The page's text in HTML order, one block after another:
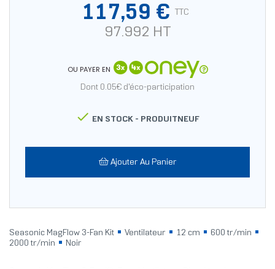
117,59 € TTC
97.992 HT
OU PAYER EN
Dont 0.05€ d'éco-participation
 EN STOCK - PRODUITNEUF
Ajouter Au Panier
Seasonic MagFlow 3-Fan Kit Ventilateur 12 cm
600 tr/min
2000 tr/min
Noir